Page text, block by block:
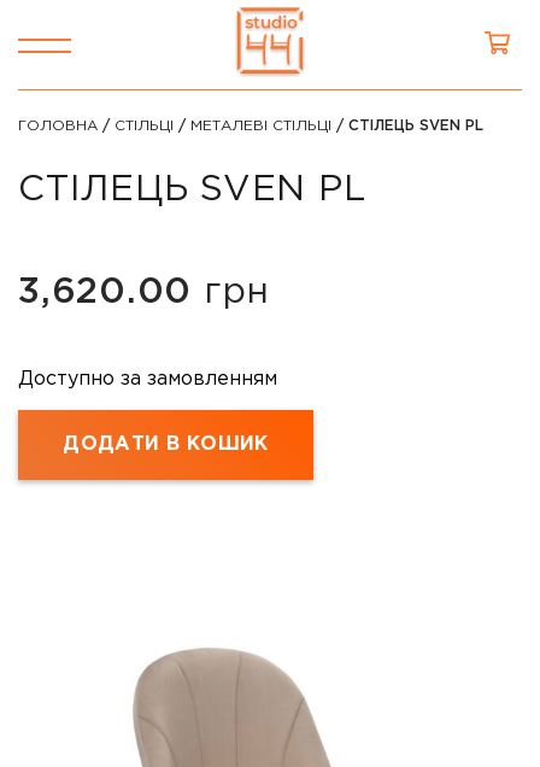
ГОЛОВНА / СТІЛЬЦІ / МЕТАЛЕВІ СТІЛЬЦІ / СТІЛЕЦЬ SVEN PL
СТІЛЕЦЬ SVEN PL
3,620.00 грн
Доступно за замовленням
ДОДАТИ В КОШИК